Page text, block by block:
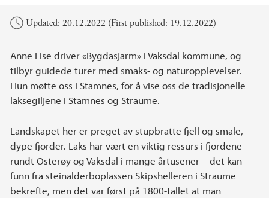
Main content
Updated: 20.12.2022 (First published: 19.12.2022)
Anne Lise driver «Bygdasjarm» i Vaksdal kommune, og
tilbyr guidede turer med smaks- og naturopplevelser.
Hun møtte oss i Stamnes, for å vise oss de tradisjonelle
laksegiljene i Stamnes og Straume.
Landskapet her er preget av stupbratte fjell og smale,
dype fjorder. Laks har vært en viktig ressurs i fjordene
rundt Osterøy og Vaksdal i mange årtusener – det kan
funn fra steinalderboplassen Skipshelleren i Straume
bekrefte, men det var først på 1800-tallet at man